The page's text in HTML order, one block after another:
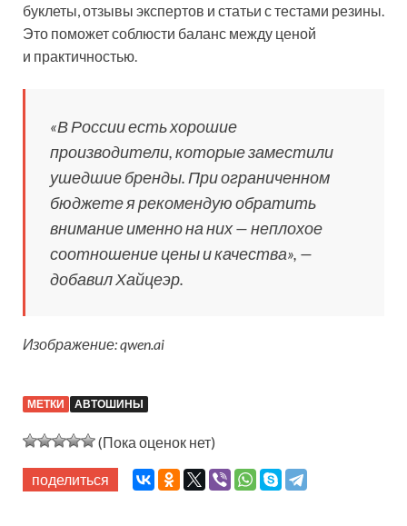
буклеты, отзывы экспертов и статьи с тестами резины.
Это поможет соблюсти баланс между ценой
и практичностью.
«В России есть хорошие
производители, которые заместили
ушедшие бренды. При ограниченном
бюджете я рекомендую обратить
внимание именно на них — неплохое
соотношение цены и качества», —
добавил Хайцеэр.
Изображение: qwen.ai
МЕТКИ АВТОШИНЫ
(Пока оценок нет)
поделиться